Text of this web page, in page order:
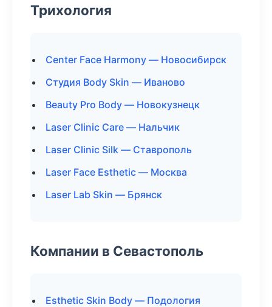
Трихология
Center Face Harmony — Новосибирск
Студия Body Skin — Иваново
Beauty Pro Body — Новокузнецк
Laser Clinic Care — Нальчик
Laser Clinic Silk — Ставрополь
Laser Face Esthetic — Москва
Laser Lab Skin — Брянск
Компании в Севастополь
Esthetic Skin Body — Подология